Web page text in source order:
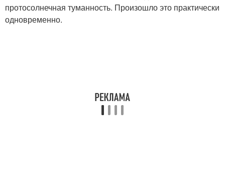
протосолнечная туманность. Произошло это практически
одновременно.